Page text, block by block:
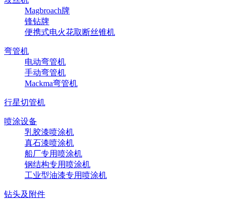
Magbroach牌
锋钻牌
便携式电火花取断丝锥机
弯管机
电动弯管机
手动弯管机
Mackma弯管机
行星切管机
喷涂设备
乳胶漆喷涂机
真石漆喷涂机
船厂专用喷涂机
钢结构专用喷涂机
工业型油漆专用喷涂机
钻头及附件